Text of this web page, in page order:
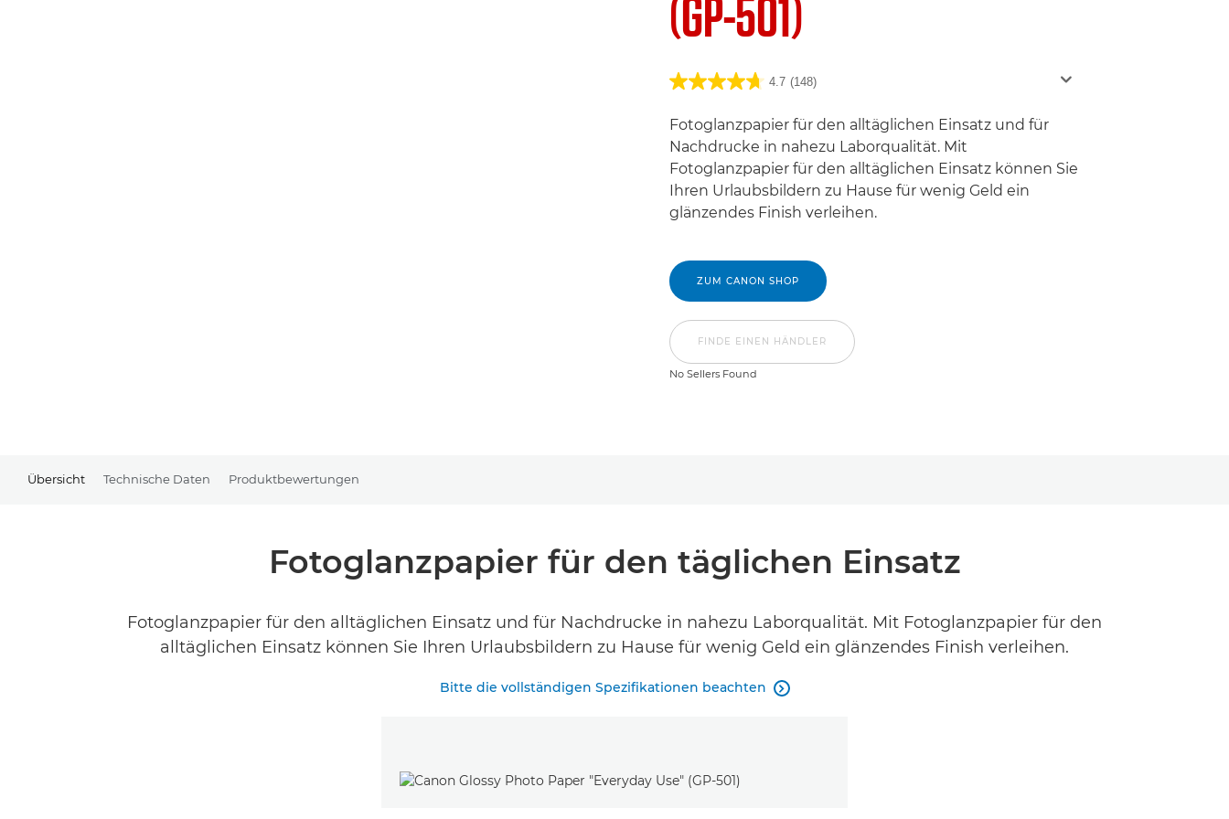
(GP-501)
4.7 (148)
Fotoglanzpapier für den alltäglichen Einsatz und für
Nachdrucke in nahezu Laborqualität. Mit
Fotoglanzpapier für den alltäglichen Einsatz können Sie
Ihren Urlaubsbildern zu Hause für wenig Geld ein
glänzendes Finish verleihen.
ZUM CANON SHOP
FINDE EINEN HÄNDLER
No Sellers Found
Übersicht Technische Daten Produktbewertungen
Fotoglanzpapier für den täglichen Einsatz
Fotoglanzpapier für den alltäglichen Einsatz und für Nachdrucke in nahezu Laborqualität. Mit Fotoglanzpapier für den
alltäglichen Einsatz können Sie Ihren Urlaubsbildern zu Hause für wenig Geld ein glänzendes Finish verleihen.
Bitte die vollständigen Spezifikationen beachten 